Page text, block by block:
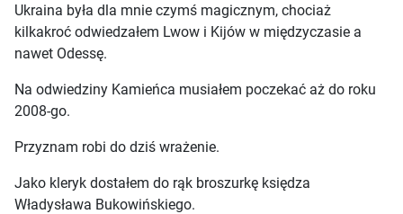
Ukraina była dla mnie czymś magicznym, chociaż
kilkakroć odwiedzałem Lwow i Kijów w międzyczasie a
nawet Odessę.
Na odwiedziny Kamieńca musiałem poczekać aż do roku
2008-go.
Przyznam robi do dziś wrażenie.
Jako kleryk dostałem do rąk broszurkę księdza
Władysława Bukowińskiego.